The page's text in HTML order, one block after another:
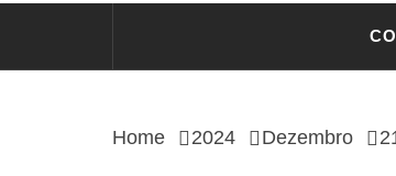
Home 2024 Dezembro